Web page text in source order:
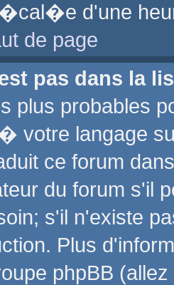
d'une
de page
pas dans la
plus probables
votre langage
ce forum
du forum s'il
s'il n'existe
Plus
phpBB